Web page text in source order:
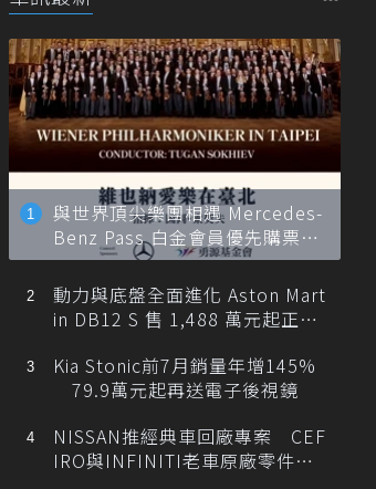
與世界頂尖樂團相遇 Mercedes-
Benz Pass 白金會員優先購票維
也納愛樂
動力與底盤全面進化 Aston Mart
in DB12 S 售 1,488 萬元起正式
Kia Stonic前7月銷量年增145%
79.9萬元起再送電子後視鏡
NISSAN推經典車回廠專案 CEF
IRO與INFINITI老車原廠零件最